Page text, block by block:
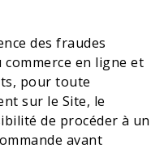
des fraudes
en ligne et
pour toute
sur le Site, le
de procéder à un
avant